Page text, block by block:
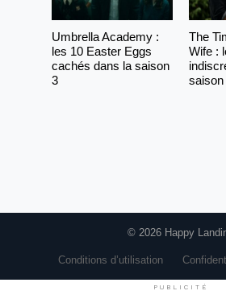
Umbrella Academy :
les 10 Easter Eggs
cachés dans la saison
3
The
Wife :
saison
© 2026 Happy
Conditions d’utilisation
PUBLICITÉ